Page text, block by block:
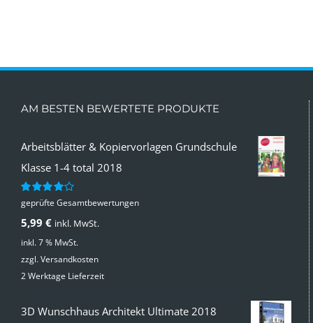
AM BESTEN BEWERTETE PRODUKTE
Arbeitsblätter & Kopiervorlagen Grundschule
Klasse 1-4 total 2018
Bewertet
von 5
geprüfte Gesamtbewertungen
5,99 € inkl. MwSt.
inkl. 7 % MwSt.
zzgl.Versandkosten
2 Werktage Lieferzeit
3D Wunschhaus Architekt Ultimate 2018